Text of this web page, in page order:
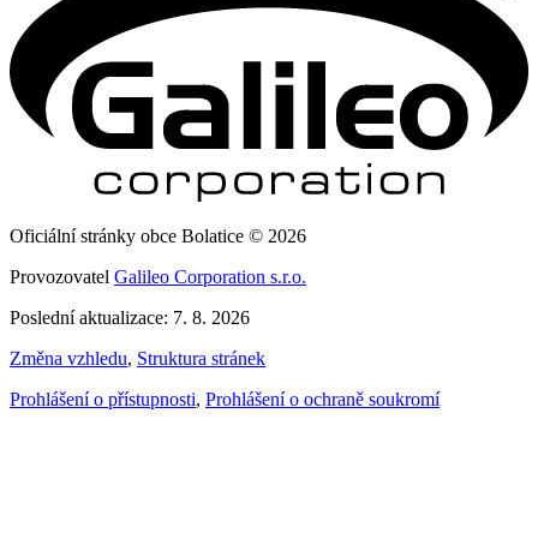
Oficiální stránky obce Bolatice © 2026
Provozovatel Galileo Corporation s.r.o.
Poslední aktualizace: 7. 8. 2026
Změna vzhledu, Struktura stránek
Prohlášení o přístupnosti, Prohlášení o ochraně soukromí